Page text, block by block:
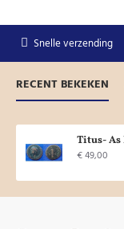
Snelle verzending
RECENT BEKEKEN
€ 49,00